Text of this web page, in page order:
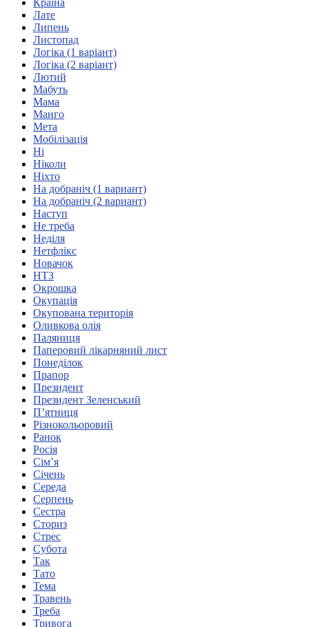
"Сервіс УТОГ"
Безбар'єрність для глухих
Волинська область
Дніпропетровська область
Київська область
Кіровоградська область
Тернопільська область
Харківська область
Херсонська область
Хмельницька область
Чернігівська область
Особи відповідальні за контактування з
Вивчаємо жестову мову
Дитяча сторінка
Новини про жестову мову
Ресурс для вивчення жестових мов різних країн
ЦУЖМ
Проєкт "Жестова мова для поліцейських"
Про шахрайські схеми
Країна
Лате
Липень
Листопад
Логіка (1 варіант)
Логіка (2 варіант)
Лютий
Мабуть
Мама
Манго
Мета
Мобілізація
Ні
Ніколи
Ніхто
На добраніч (1 вариант)
На добраніч (2 вариант)
Наступ
Не треба
Неділя
Нетфлікс
Новачок
НТЗ
Окрошка
Окупація
Окупована територія
Оливкова олія
Паляниця
Паперовий лікарняний лист
Понеділок
Прапор
Президент
Президент Зеленський
П’ятниця
Різнокольоровий
Ранок
Росія
Сім’я
Січень
Середа
Серпень
Сестра
Сториз
Стрес
Субота
Так
Тато
Тема
Травень
Треба
Тривога